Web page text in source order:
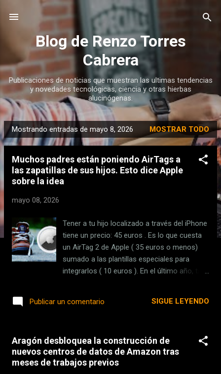
Ir al contenido principal
Blog de Renzo Torres
Cabrera
Publicaciones de noticias que muestran las ultimas tendencias
y novedades tecnológicas, ciencia y otras hierbas
alucinógenas.
E
n
Mostrando entradas de mayo 8, 2026 MOSTRAR TODO
Muchos padres están poniendo AirTags a
las zapatillas de sus hijos. Esto dice Apple
sobre la idea
mayo 08, 2026
Tener a tu hijo localizado a través del iPhone
tiene un precio: 45 euros . Es lo que cuesta
un AirTag 2 de Apple ( 35 euros o menos)
sumado a las plantillas especiales para
integrarlos ( 10 euros ). En el último año, tal
la pólvora los vídeos padres utilizando este
sobre el papel puede parecer una buena idea,
ya no tanto para espiarle, sino protegerle, en
realidad es un plan con lagunas . De hecho,
Publicar un comentario SIGUE LEYENDO
Aragón desbloquea la construcción de
nuevos centros de datos de Amazon tras
meses de trabajos previos